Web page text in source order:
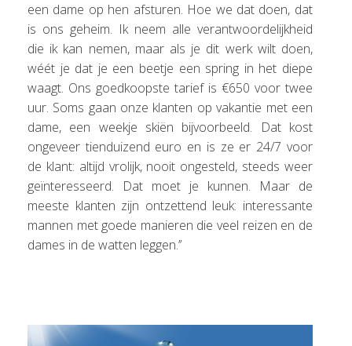
een dame op hen afsturen. Hoe we dat doen, dat
is ons geheim. Ik neem alle verantwoordelijkheid
die ik kan nemen, maar als je dit werk wilt doen,
wéét je dat je een beetje een spring in het diepe
waagt. Ons goedkoopste tarief is €650 voor twee
uur. Soms gaan onze klanten op vakantie met een
dame, een weekje skiën bijvoorbeeld. Dat kost
ongeveer tienduizend euro en is ze er 24/7 voor
de klant: altijd vrolijk, nooit ongesteld, steeds weer
geïnteresseerd. Dat moet je kunnen. Maar de
meeste klanten zijn ontzettend leuk: interessante
mannen met goede manieren die veel reizen en de
dames in de watten leggen.’’